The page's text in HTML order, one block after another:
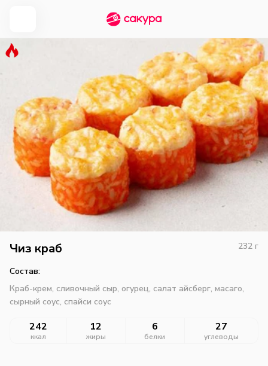
Чиз краб 232 г
Состав:
Краб-крем, сливочный сыр, огурец, салат айсберг, масаго,
сырный соус, спайси соус
242
ккал
12
жиры
6
белки
27
углеводы